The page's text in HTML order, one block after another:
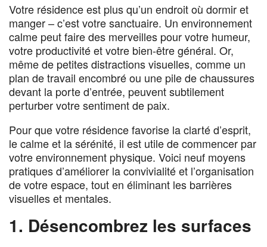
Votre résidence est plus qu’un endroit où dormir et
manger – c’est votre sanctuaire. Un environnement
calme peut faire des merveilles pour votre humeur,
votre productivité et votre bien-être général. Or,
même de petites distractions visuelles, comme un
plan de travail encombré ou une pile de chaussures
devant la porte d’entrée, peuvent subtilement
perturber votre sentiment de paix.
Pour que votre résidence favorise la clarté d’esprit,
le calme et la sérénité, il est utile de commencer par
votre environnement physique. Voici neuf moyens
pratiques d’améliorer la convivialité et l’organisation
de votre espace, tout en éliminant les barrières
visuelles et mentales.
1. Désencombrez les surfaces